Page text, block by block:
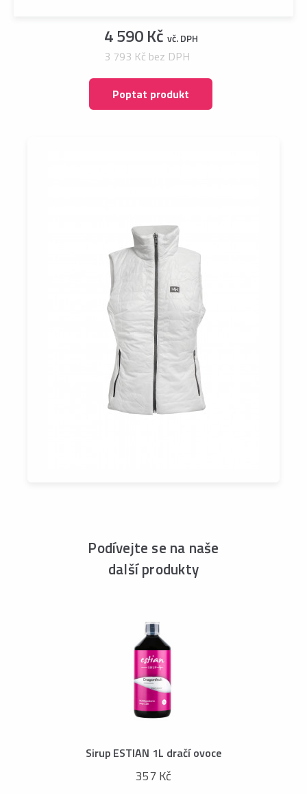
4 590 Kč vč. DPH
3 793 Kč bez DPH
Poptat produkt
Podívejte se na naše
další produkty
Sirup ESTIAN 1L dračí ovoce
357 Kč